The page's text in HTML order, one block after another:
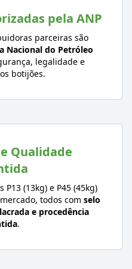
pela ANP
parceiras são
Nacional do Petróleo
legalidade e
botijões.
Qualidade
(13kg) e P45 (45kg)
todos com selo
e procedência
.